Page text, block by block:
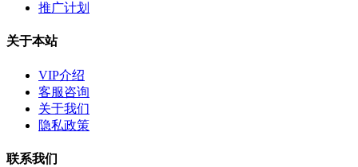
推广计划
关于本站
VIP介绍
客服咨询
关于我们
隐私政策
联系我们